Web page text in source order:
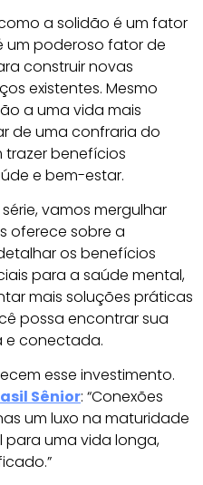
a solidão é um fator
um poderoso fator de
construir novas
existentes. Mesmo
a uma vida mais
de uma confraria do
trazer benefícios
e bem-estar.
vamos mergulhar
oferece sobre a
os benefícios
para a saúde mental,
mais soluções práticas
possa encontrar sua
e conectada.
esse investimento.
Sênior: “Conexões
um luxo na maturidade
para uma vida longa,